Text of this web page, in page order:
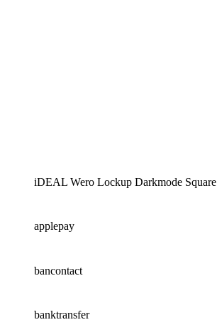
iDEAL Wero Lockup Darkmode Square
applepay
bancontact
banktransfer